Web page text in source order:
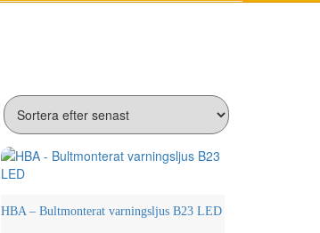
HBA – Bultmonterat varningsljus B23 LED